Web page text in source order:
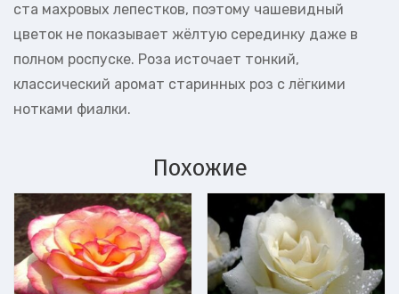
ста махровых лепестков, поэтому чашевидный
цветок не показывает жёлтую серединку даже в
полном роспуске. Роза источает тонкий,
классический аромат старинных роз с лёгкими
нотками фиалки.
Похожие